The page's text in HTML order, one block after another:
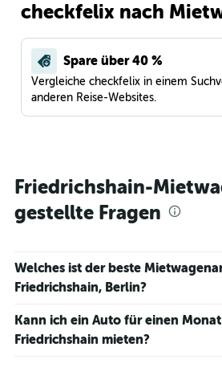
checkfelix nach
Spare über 40 %
Vergleiche checkfelix in einem
anderen Reise-Websites.
Friedrichshain-
gestellte Fragen
Welches ist der beste
Friedrichshain, Berlin?
Kann ich ein Auto für einen
Friedrichshain mieten?